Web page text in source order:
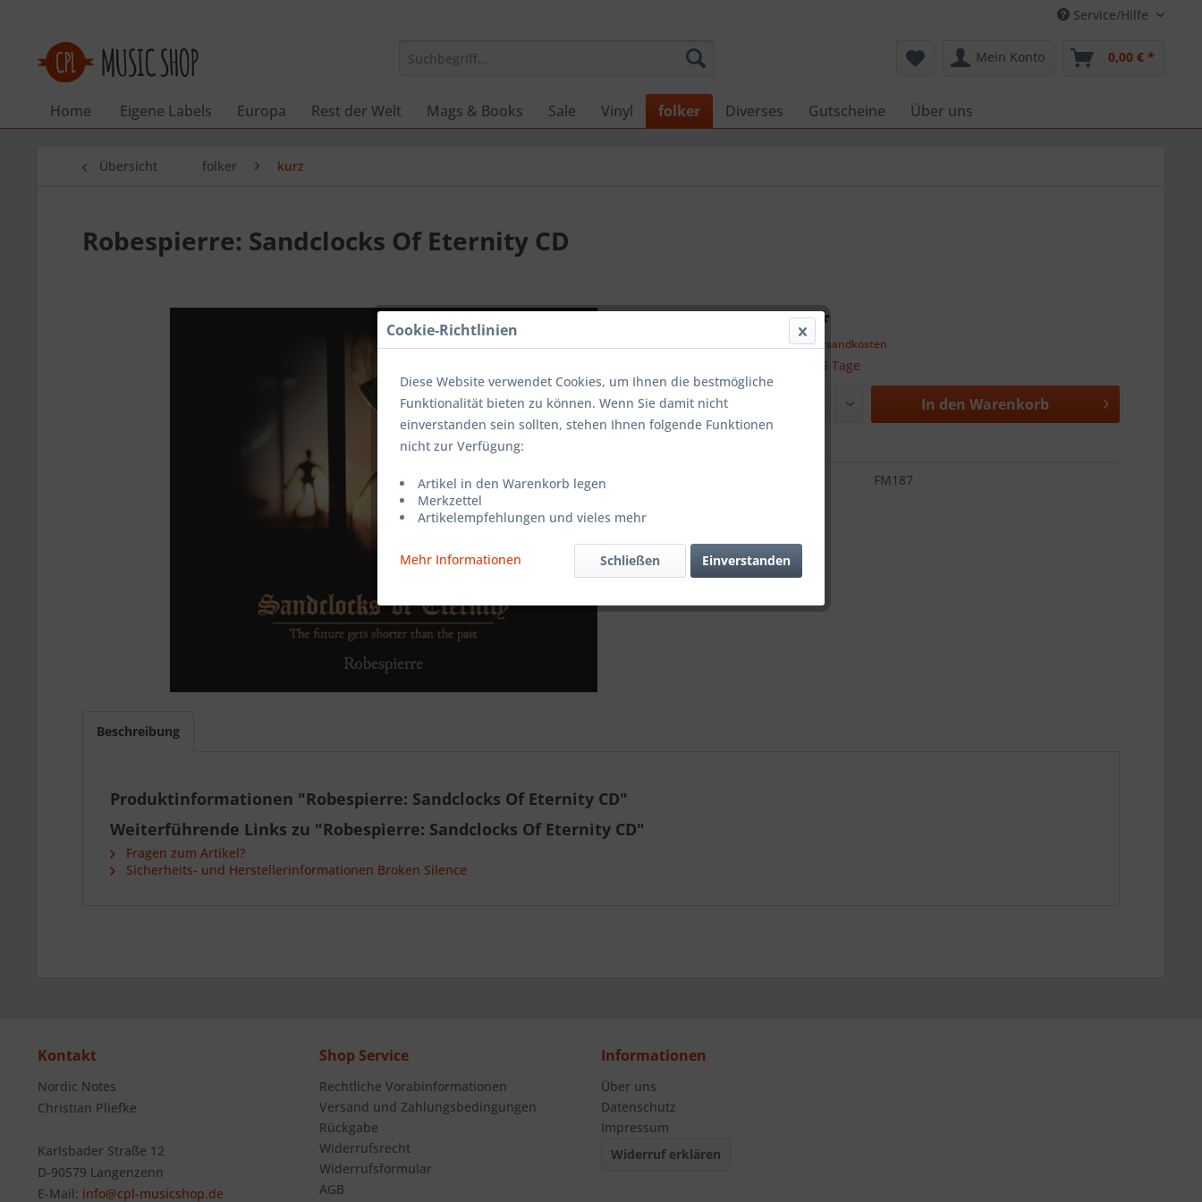
Service/Hilfe
Mein Konto 0,00 € *
Home Eigene Labels Europa Rest der Welt Mags & Books Sale Vinyl folker Diverses Gutscheine Über uns
Übersicht folker kurz
Robespierre: Sandclocks Of Eternity CD
16,99 € *
zzgl. Versandkosten
Lieferzeit ca. 5 Tage
In den Warenkorb
FM187
Beschreibung
Produktinformationen "Robespierre: Sandclocks Of Eternity CD"
Weiterführende Links zu "Robespierre: Sandclocks Of Eternity CD"
Fragen zum Artikel?
Sicherheits- und Herstellerinformationen Broken Silence
Kontakt
Nordic Notes
Christian Pliefke
Karlsbader Straße 12
D-90579 Langenzenn
E-Mail: info@cpl-musicshop.de
Shop Service
Rechtliche Vorabinformationen
Versand und Zahlungsbedingungen
Rückgabe
Widerrufsrecht
Widerrufsformular
AGB
Informationen
Über uns
Datenschutz
Impressum
Widerruf erklären
Cookie-Richtlinien
Diese Website verwendet Cookies, um Ihnen die bestmögliche
Funktionalität bieten zu können. Wenn Sie damit nicht
einverstanden sein sollten, stehen Ihnen folgende Funktionen
nicht zur Verfügung:
Artikel in den Warenkorb legen
Merkzettel
Artikelempfehlungen und vieles mehr
Mehr Informationen Einverstanden
Schließen